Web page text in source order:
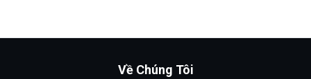
Về Chúng Tôi